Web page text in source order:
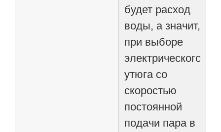
будет расход
воды, а значит,
при выборе
электрического
утюга со
скоростью
постоянной
подачи пара в